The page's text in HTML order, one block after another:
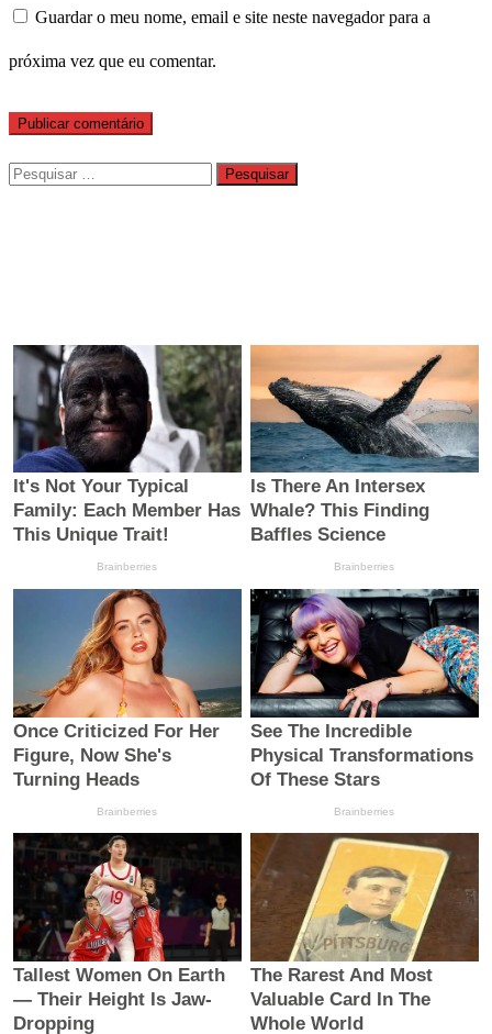
Guardar o meu nome, email e site neste navegador para a
próxima vez que eu comentar.
Pesquisar
por: